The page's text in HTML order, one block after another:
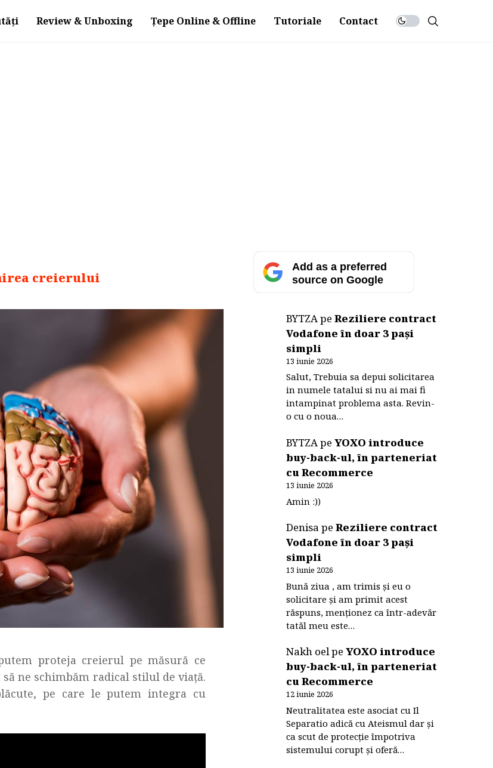
Review & Unboxing Țepe Online & Offline Tutoriale Contact
creierului
proteja creierul pe măsură ce
ne schimbăm radical stilul de viață.
pe care le putem integra cu
Add as a preferred
source on Google
BYTZApeReziliere contract
Vodafone în doar 3 pași
simpli
13 iunie 2026
Salut, Trebuia sa depui solicitarea
in numele tatalui si nu ai mai fi
intampinat problema asta. Revin-
o cu o noua…
BYTZApeYOXO introduce
buy-back-ul, în parteneriat
cu Recommerce
13 iunie 2026
Amin :))
DenisapeReziliere contract
Vodafone în doar 3 pași
simpli
13 iunie 2026
Bună ziua , am trimis și eu o
solicitare și am primit acest
răspuns, menționez ca într-adevăr
tatăl meu este…
Nakh oelpeYOXO introduce
buy-back-ul, în parteneriat
cu Recommerce
12 iunie 2026
Neutralitatea este asociat cu Il
Separatio adică cu Ateismul dar și
ca scut de protecție împotriva
sistemului corupt și oferă…